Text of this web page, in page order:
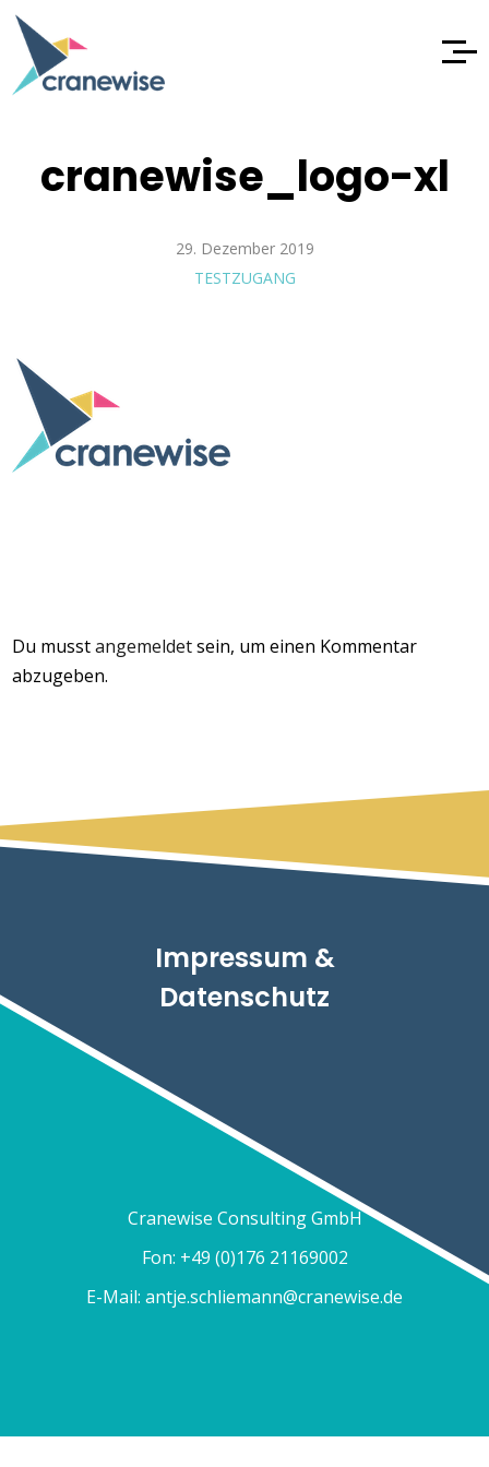
cranewise_logo-xl
29. Dezember 2019
TESTZUGANG
Du musstangemeldetsein, um einen Kommentar
abzugeben.
Impressum &
Datenschutz
Cranewise Consulting GmbH
Fon: +49 (0)176 21169002
E-Mail: antje.schliemann@cranewise.de